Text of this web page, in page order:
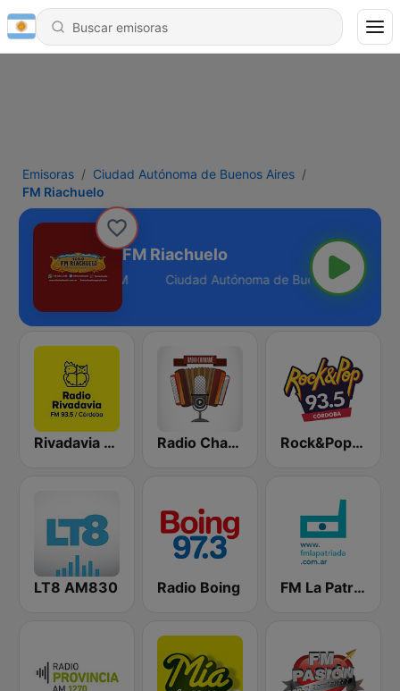
Emisoras
Ciudad Autónoma de Buenos Aires
FM Riachuelo
FM Riachuelo
Aires - 100.9 FM
Rivadavia Córdoba Radio Chamamé Rock&Pop Córdoba
LT8 AM830 Radio Boing FM La Patriada